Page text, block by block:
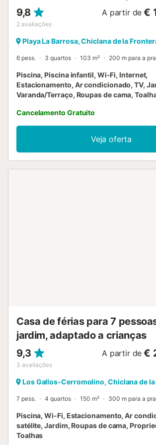
9,8
2 avaliações
A partir de €
Playa La Barrosa, Chiclana de la
6 pess. 3 quartos 103 m² 200 m para a
Piscina, Piscina infantil, Wi-Fi, Internet,
Estacionamento, Ar condicionado, TV,
Varanda/Terraço, Roupas de cama,
Cancelamento Gratuito
Veja oferta
Casa de férias para 7
jardim, adaptado a crianças
9,3
3 avaliações
A partir de €
Los Gallos-Cerromolino, Chiclana de
7 pess. 4 quartos 150 m² 300 m para a
Piscina, Wi-Fi, Estacionamento, Ar
satélite, Jardim, Roupas de cama,
Toalhas